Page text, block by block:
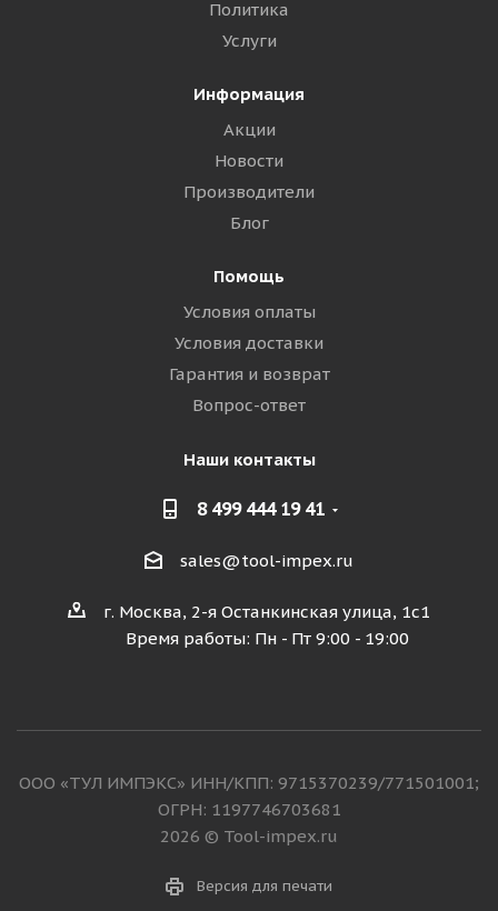
Политика
Услуги
Информация
Акции
Новости
Производители
Блог
Помощь
Условия оплаты
Условия доставки
Гарантия и возврат
Вопрос-ответ
Наши контакты
8 499 444 19 41
sales@tool-impex.ru
г. Москва, 2-я Останкинская улица, 1с1
Время работы: Пн - Пт 9:00 - 19:00
ООО «ТУЛ ИМПЭКС» ИНН/КПП: 9715370239/771501001;
ОГРН: 1197746703681
2026 © Tool-impex.ru
Версия для печати